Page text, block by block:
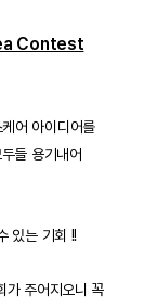
Contest
어 아이디어를
들 용기내어
있는 기회 !!
가 주어지오니 꼭